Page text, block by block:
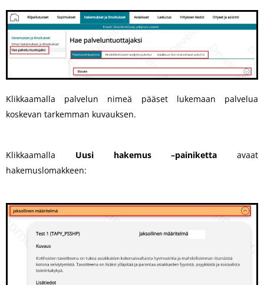
Klikkaamalla palvelun nimeä pääset lukemaan palvelua
koskevan tarkemman kuvauksen.
Klikkaamalla Uusi hakemus –painiketta avaat
hakemuslomakkeen: